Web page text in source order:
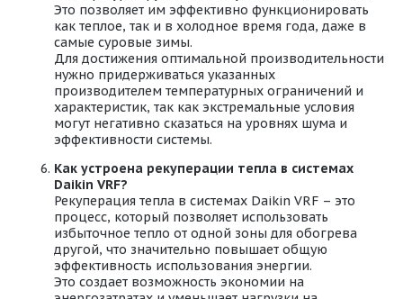
Это позволяет им эффективно функционировать
как теплое, так и в холодное время года, даже в
самые суровые зимы.
Для достижения оптимальной производительности
нужно придерживаться указанных
производителем температурных ограничений и
характеристик, так как экстремальные условия
могут негативно сказаться на уровнях шума и
эффективности системы.
Как устроена рекуперации тепла в системах
Daikin VRF?
Рекуперация тепла в системах Daikin VRF – это
процесс, который позволяет использовать
избыточное тепло от одной зоны для обогрева
другой, что значительно повышает общую
эффективность использования энергии.
Это создает возможность экономии на